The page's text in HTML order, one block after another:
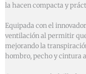
la hacen compacta y
Equipada con el
ventilación al permitir
mejorando la
hombro, pecho y cintura